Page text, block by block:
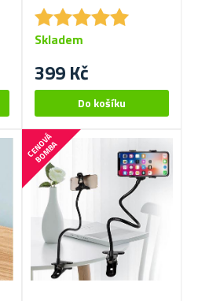
★★★★★
★★★★★
399 Kč
Skladem
C
E
N
O
V
Á
B
O
M
B
A